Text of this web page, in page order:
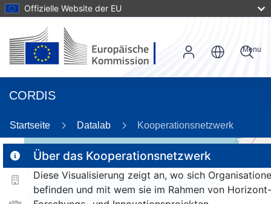
Offizielle Website der EU
CORDIS
Menu
Startseite Datalab Kooperationsnetzwerk
Über das Kooperationsnetzwerk
Diese Visualisierung zeigt an, wo sich
befinden und mit wem sie im Rahmen von Horizont-